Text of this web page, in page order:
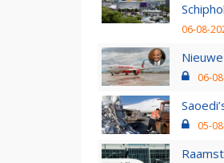
Schiphol
06-08-
06-
05-